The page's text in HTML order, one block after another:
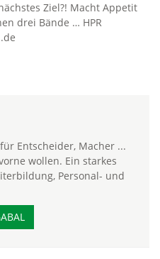
Ziel?! Macht Appetit
drei Bände … HPR
Entscheider, Macher ...
wollen. Ein starkes
Personal- und